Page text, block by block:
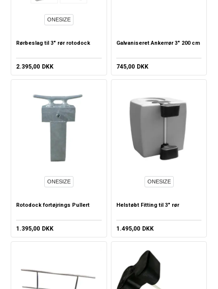
ONESIZE
Rørbeslag til 3" rør rotodock
2.395,00 DKK
Galvaniseret Ankerrør 3" 200 cm
745,00 DKK
ONESIZE
Rotodock fortøjrings Pullert
1.395,00 DKK
ONESIZE
Helstøbt Fitting til 3" rør
1.495,00 DKK